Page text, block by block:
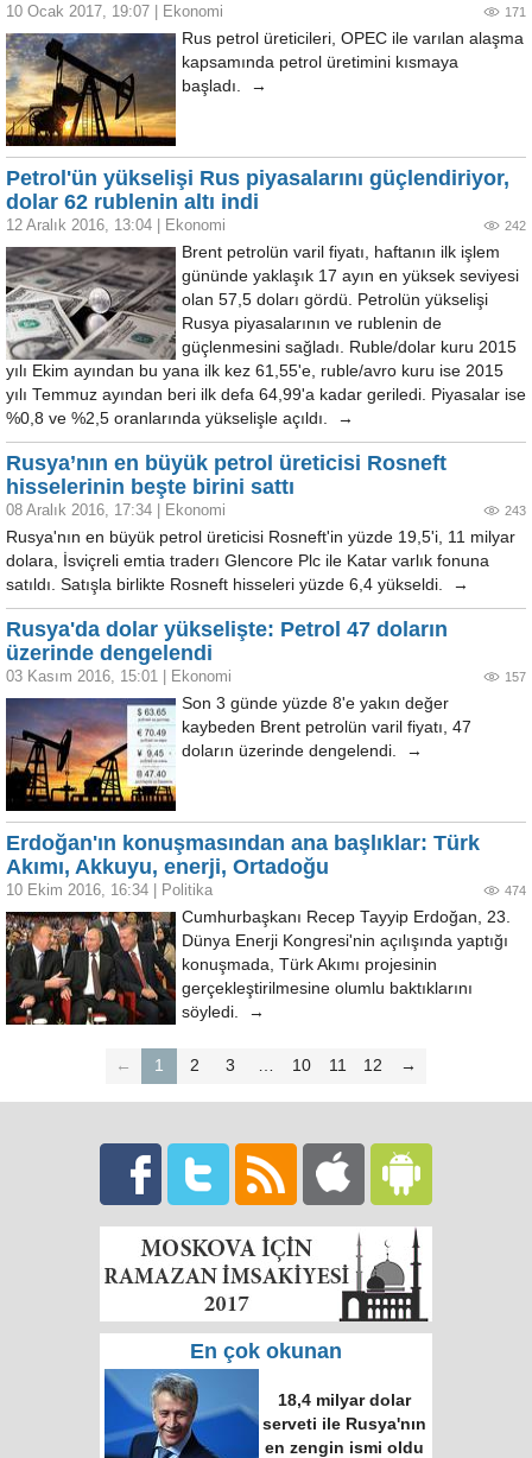
10 Ocak 2017, 19:07 Ekonomi 171
Rus petrol üreticileri, OPEC ile varılan alaşma
kapsamında petrol üretimini kısmaya
başladı. →
Petrol'ün yükselişi Rus piyasalarını güçlendiriyor,
dolar 62 rublenin altı indi
12 Aralık 2016, 13:04 Ekonomi 242
Brent petrolün varil fiyatı, haftanın ilk işlem
gününde yaklaşık 17 ayın en yüksek seviyesi
olan 57,5 doları gördü. Petrolün yükselişi
Rusya piyasalarının ve rublenin de
güçlenmesini sağladı. Ruble/dolar kuru 2015
yılı Ekim ayından bu yana ilk kez 61,55'e, ruble/avro kuru ise 2015
yılı Temmuz ayından beri ilk defa 64,99'a kadar geriledi. Piyasalar ise
%0,8 ve %2,5 oranlarında yükselişle açıldı. →
Rusya’nın en büyük petrol üreticisi Rosneft
hisselerinin beşte birini sattı
08 Aralık 2016, 17:34 Ekonomi 243
Rusya'nın en büyük petrol üreticisi Rosneft'in yüzde 19,5'i, 11 milyar
dolara, İsviçreli emtia traderı Glencore Plc ile Katar varlık fonuna
satıldı. Satışla birlikte Rosneft hisseleri yüzde 6,4 yükseldi. →
Rusya'da dolar yükselişte: Petrol 47 doların
üzerinde dengelendi
03 Kasım 2016, 15:01 Ekonomi 157
Son 3 günde yüzde 8'e yakın değer
kaybeden Brent petrolün varil fiyatı, 47
doların üzerinde dengelendi. →
Erdoğan'ın konuşmasından ana başlıklar: Türk
Akımı, Akkuyu, enerji, Ortadoğu
10 Ekim 2016, 16:34 Politika 474
Cumhurbaşkanı Recep Tayyip Erdoğan, 23.
Dünya Enerji Kongresi'nin açılışında yaptığı
konuşmada, Türk Akımı projesinin
gerçekleştirilmesine olumlu baktıklarını
söyledi. →
← 1 2 3 … 10 11 12 →
En çok okunan
18,4 milyar dolar
serveti ile Rusya'nın
en zengin ismi oldu